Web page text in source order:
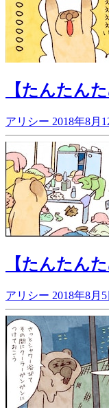
【たんたん
アリシー 2018年8月
【たんたん
アリシー 2018年8月5